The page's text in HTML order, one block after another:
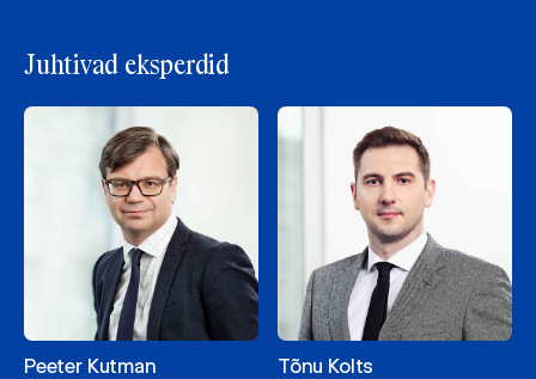
Juhtivad eksperdid
Peeter Kutman Tõnu Kolts